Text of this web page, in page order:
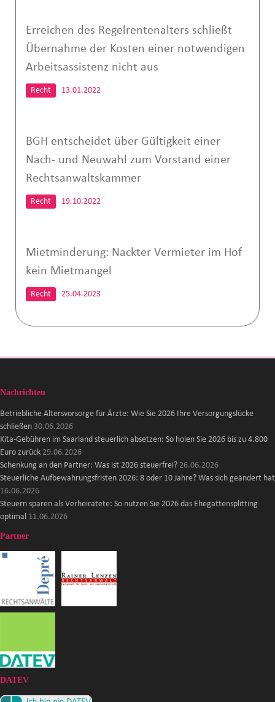
Erreichen des Regelrentenalters schließt
Übernahme der Kosten einer notwendigen
Arbeitsassistenz nicht aus
Recht 13.01.2022
BGH entscheidet über Gültigkeit einer
Nach- und Neuwahl zum Vorstand einer
Rechtsanwaltskammer
Recht 19.10.2022
Mietminderung: Nackter Vermieter im Hof
kein Mietmangel
Recht 25.04.2023
Nachrichten
Betriebliche Altersvorsorge für Ärzte: Wie Sie 2026 Ihre Versorgungslücke
schließen 30.06.2026
Kita-Gebühren im Saarland steuerlich absetzen: So holen Sie 2026 bis zu 4.800
Euro zurück 29.06.2026
Schenkung an den Partner: Was ist 2026 steuerfrei? 26.06.2026
Steuerliche Aufbewahrungsfristen 2026: 8 oder 10 Jahre? Was sich geändert hat
16.06.2026
Steuern sparen als Verheiratete: So nutzen Sie 2026 das Ehegattensplitting
optimal 11.06.2026
Partner
DATEV